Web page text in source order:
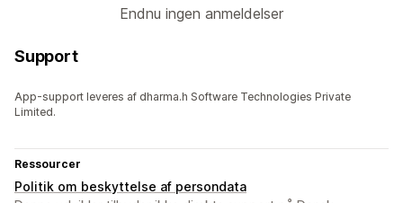
Endnu ingen anmeldelser
Support
App-support leveres af dharma.h Software Technologies Private
Limited.
Ressourcer
Politik om beskyttelse af persondata